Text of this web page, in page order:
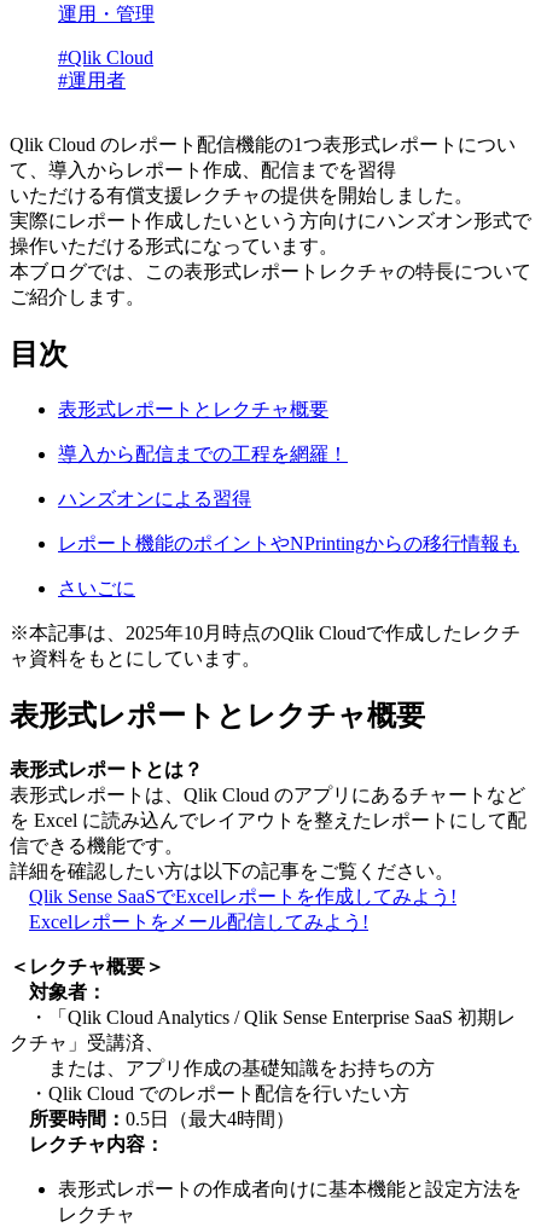
運用・管理
#Qlik Cloud
#運用者
Qlik Cloud のレポート配信機能の1つ表形式レポートについ
て、導入からレポート作成、配信までを習得
いただける有償支援レクチャの提供を開始しました。
実際にレポート作成したいという方向けにハンズオン形式で
操作いただける形式になっています。
本ブログでは、この表形式レポートレクチャの特長について
ご紹介します。
目次
表形式レポートとレクチャ概要
導入から配信までの工程を網羅！
ハンズオンによる習得
レポート機能のポイントやNPrintingからの移行情報も
さいごに
※本記事は、2025年10月時点のQlik Cloudで作成したレクチ
ャ資料をもとにしています。
表形式レポートとレクチャ概要
表形式レポートとは？
表形式レポートは、Qlik Cloud のアプリにあるチャートなど
を Excel に読み込んでレイアウトを整えたレポートにして配
信できる機能です。
詳細を確認したい方は以下の記事をご覧ください。
Qlik Sense SaaSでExcelレポートを作成してみよう!
Excelレポートをメール配信してみよう!
＜レクチャ概要＞
対象者：
・「Qlik Cloud Analytics / Qlik Sense Enterprise SaaS 初期レ
クチャ」受講済、
または、アプリ作成の基礎知識をお持ちの方
・Qlik Cloud でのレポート配信を行いたい方
所要時間： 0.5日（最大4時間）
レクチャ内容：
表形式レポートの作成者向けに基本機能と設定方法を
レクチャ